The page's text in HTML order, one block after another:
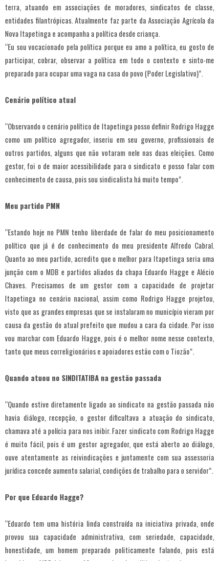
terra, atuando em associações de moradores, sindicatos de classe,
entidades filantrópicas. Atualmente faz parte da Associação Agrícola da
Nova Itapetinga e acompanha a política desde criança.
“Eu sou vocacionado pela política porque eu amo a política, eu gosto de
participar, cobrar, observar a política em todo o contexto e sinto-me
preparado para ocupar uma vaga na casa do povo (Poder Legislativo)”.
Cenário político atual
“Observando o cenário político de Itapetinga posso definir Rodrigo Hagge
como um político agregador, inseriu em seu governo, profissionais de
outros partidos, alguns que não votaram nele nas duas eleições. Como
gestor, foi o de maior acessibilidade para o sindicato e posso falar com
conhecimento de causa, pois sou sindicalista há muito tempo”.
Meu partido PMN
“Estando hoje no PMN tenho liberdade de falar do meu posicionamento
político que já é de conhecimento do meu presidente Alfredo Cabral.
Quanto ao meu partido, acredito que o melhor para Itapetinga seria uma
junção com o MDB e partidos aliados da chapa Eduardo Hagge e Alécio
Chaves. Precisamos de um gestor com a capacidade de projetar
Itapetinga no cenário nacional, assim como Rodrigo Hagge projetou,
visto que as grandes empresas que se instalaram no município vieram por
causa da gestão do atual prefeito que mudou a cara da cidade. Por isso
vou marchar com Eduardo Hagge, pois é o melhor nome nesse contexto,
tanto que meus correligionários e apoiadores estão com o Tiozão”.
Quando atuou no SINDITATIBA na gestão passada
“Quando estive diretamente ligado ao sindicato na gestão passada não
havia diálogo, recepção, o gestor dificultava a atuação do sindicato,
chamava até a polícia para nos inibir. Fazer sindicato com Rodrigo Hagge
é muito fácil, pois é um gestor agregador, que está aberto ao diálogo,
ouve atentamente as reivindicações e juntamente com sua assessoria
jurídica concede aumento salarial, condições de trabalho para o servidor”.
Por que Eduardo Hagge?
“Eduardo tem uma história linda construída na iniciativa privada, onde
provou sua capacidade administrativa, com seriedade, capacidade,
honestidade, um homem preparado politicamente falando, pois está